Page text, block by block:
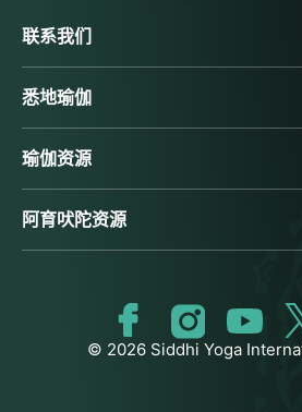
联系我们
悉地瑜伽
瑜伽资源
阿育吠陀资源
© 2026 Siddhi Yoga